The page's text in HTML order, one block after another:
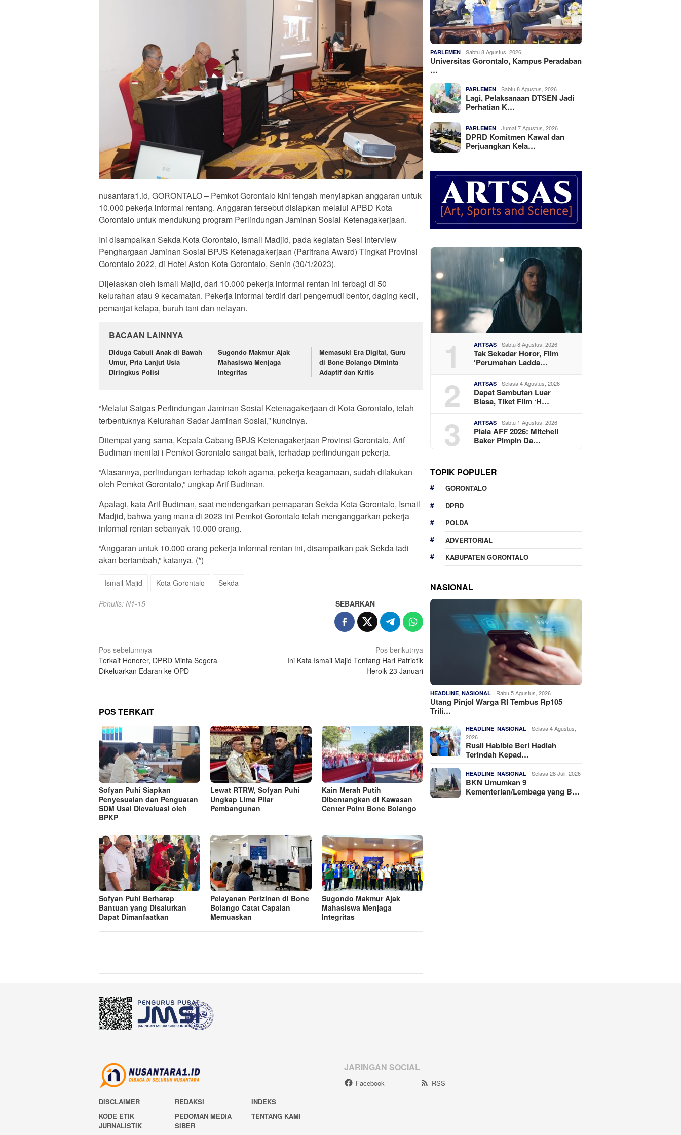
nusantara1.id, GORONTALO – Pemkot Gorontalo kini tengah menyiapkan anggaran untuk
10.000 pekerja informal rentang. Anggaran tersebut disiapkan melalui APBD Kota
Gorontalo untuk mendukung program Perlindungan Jaminan Sosial Ketenagakerjaan.
Ini disampaikan Sekda Kota Gorontalo, Ismail Madjid, pada kegiatan Sesi Interview
Penghargaan Jaminan Sosial BPJS Ketenagakerjaan (Paritrana Award) Tingkat Provinsi
Gorontalo 2022, di Hotel Aston Kota Gorontalo, Senin (30/1/2023).
Dijelaskan oleh Ismail Majid, dari 10.000 pekerja informal rentan ini terbagi di 50
kelurahan atau 9 kecamatan. Pekerja informal terdiri dari pengemudi bentor, daging kecil,
pemanjat kelapa, buruh tani dan nelayan.
BACAAN LAINNYA
Diduga Cabuli Anak di Bawah
Umur, Pria Lanjut Usia
Diringkus Polisi
Sugondo Makmur Ajak
Mahasiswa Menjaga
Integritas
Memasuki Era Digital, Guru
di Bone Bolango Diminta
Adaptif dan Kritis
“Melalui Satgas Perlindungan Jaminan Sosial Ketenagakerjaan di Kota Gorontalo, telah
terbentuknya Kelurahan Sadar Jaminan Sosial,” kuncinya.
Ditempat yang sama, Kepala Cabang BPJS Ketenagakerjaan Provinsi Gorontalo, Arif
Budiman menilai i Pemkot Gorontalo sangat baik, terhadap perlindungan pekerja.
“Alasannya, perlindungan terhadap tokoh agama, pekerja keagamaan, sudah dilakukan
oleh Pemkot Gorontalo,” ungkap Arif Budiman.
Apalagi, kata Arif Budiman, saat mendengarkan pemaparan Sekda Kota Gorontalo, Ismail
Madjid, bahwa yang mana di 2023 ini Pemkot Gorontalo telah menganggarkan pekerja
informal rentan sebanyak 10.000 orang.
“Anggaran untuk 10.000 orang pekerja informal rentan ini, disampaikan pak Sekda tadi
akan bertambah,” katanya. (*)
Ismail Majid Kota Gorontalo Sekda
Penulis: N1-15 SEBARKAN
Navigasi
pos
Pos sebelumnya
Terkait Honorer, DPRD Minta Segera
Dikeluarkan Edaran ke OPD
Pos berikutnya
Ini Kata Ismail Majid Tentang Hari Patriotik
Heroik 23 Januari
POS TERKAIT
Sofyan Puhi Siapkan
Penyesuaian dan Penguatan
SDM Usai Dievaluasi oleh
BPKP
Lewat RTRW, Sofyan Puhi
Ungkap Lima Pilar
Pembangunan
Kain Merah Putih
Dibentangkan di Kawasan
Center Point Bone Bolango
Sofyan Puhi Berharap
Bantuan yang Disalurkan
Dapat Dimanfaatkan
Pelayanan Perizinan di Bone
Bolango Catat Capaian
Memuaskan
Sugondo Makmur Ajak
Mahasiswa Menjaga
Integritas
PARLEMEN Sabtu 8 Agustus, 2026
Universitas Gorontalo, Kampus Peradaban
…
PARLEMEN Sabtu 8 Agustus, 2026
Lagi, Pelaksanaan DTSEN Jadi
Perhatian K…
PARLEMEN Jumat 7 Agustus, 2026
DPRD Komitmen Kawal dan
Perjuangkan Kela…
1 ARTSAS Sabtu 8 Agustus, 2026
Tak Sekadar Horor, Film
‘Perumahan Ladda…
2 ARTSAS Selasa 4 Agustus, 2026
Dapat Sambutan Luar
Biasa, Tiket Film ‘H…
3 ARTSAS Sabtu 1 Agustus, 2026
Piala AFF 2026: Mitchell
Baker Pimpin Da…
TOPIK POPULER
GORONTALO
DPRD
POLDA
ADVERTORIAL
KABUPATEN GORONTALO
NASIONAL
HEADLINE ,NASIONAL Rabu 5 Agustus, 2026
Utang Pinjol Warga RI Tembus Rp105
Trili…
HEADLINE ,NASIONAL
Selasa 4 Agustus,
2026
Rusli Habibie Beri Hadiah
Terindah Kepad…
HEADLINE ,NASIONAL Selasa 28 Juli, 2026
BKN Umumkan 9
Kementerian/Lembaga yang B…
DISCLAIMER REDAKSI
INDEKS
KODE ETIK
JURNALISTIK
PEDOMAN MEDIA
SIBER
TENTANG KAMI
JARINGAN SOCIAL
Facebook RSS